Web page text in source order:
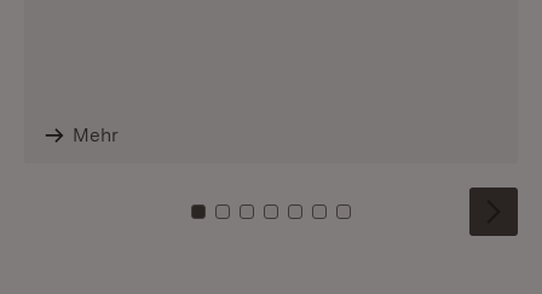
Mehr
Zu Kachel: 0
Zu Kachel: 1
Zu Kachel: 2
Zu Kachel: 3
Zu Kachel: 4
Zu Kachel: 5
Zu Kachel: 6